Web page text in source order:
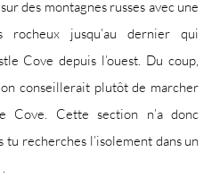
des montagnes russes avec une
rocheux jusqu’au dernier qui
Cove depuis l’ouest. Du coup,
conseillerait plutôt de marcher
Cove. Cette section n’a donc
tu recherches l’isolement dans un